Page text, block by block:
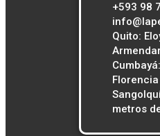
+593 98
Quito:
metros